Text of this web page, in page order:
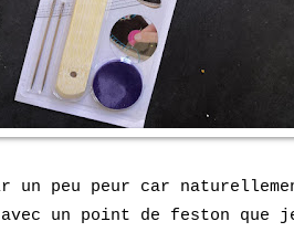
peu peur car
un point de feston que